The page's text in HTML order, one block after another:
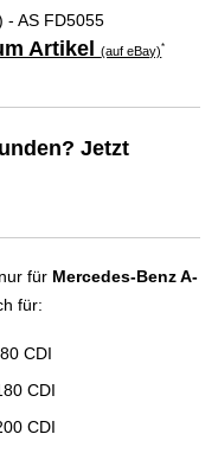
- AS FD5055
Artikel(auf eBay)*
Jetzt
für Mercedes-Benz A-
für:
CDI
CDI
CDI